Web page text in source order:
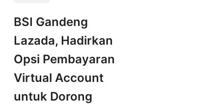
BSI Gandeng
Lazada, Hadirkan
Opsi Pembayaran
Virtual Account
untuk Dorong